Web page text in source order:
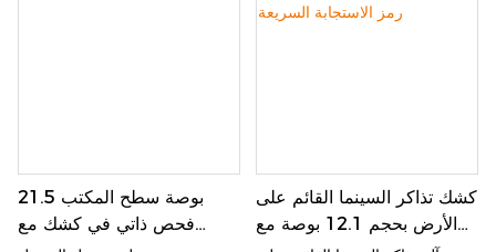
الدقة ، والتعرف على بطاقة الهوية
البسيط مساحة ومجهزة بطابعة
حرارية يمكنها إخراج إيصالات أو
21.5 بوصة سطح المكتب
فحص ذاتي في كشك مع
كشك تذاكر السينما القائم على
الأرض بحجم 12.1 بوصة مع